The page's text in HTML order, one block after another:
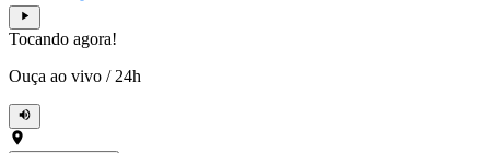
Tocando agora!
Ouça ao vivo / 24h